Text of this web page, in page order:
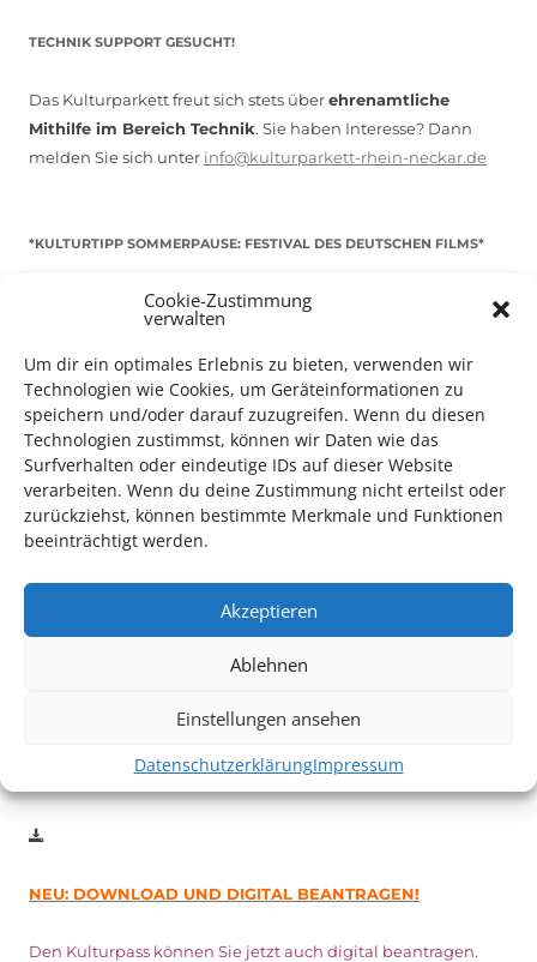
Cookie-Zustimmung
verwalten
Um dir ein optimales Erlebnis zu bieten, verwenden wir
Technologien wie Cookies, um Geräteinformationen zu
speichern und/oder darauf zuzugreifen. Wenn du diesen
Technologien zustimmst, können wir Daten wie das
Surfverhalten oder eindeutige IDs auf dieser Website
verarbeiten. Wenn du deine Zustimmung nicht erteilst oder
zurückziehst, können bestimmte Merkmale und Funktionen
beeinträchtigt werden.
Akzeptieren
Ablehnen
Einstellungen ansehen
DatenschutzerklärungImpressum
TECHNIK SUPPORT GESUCHT!
Das Kulturparkett freut sich stets überehrenamtliche
Mithilfe im Bereich Technik. Sie haben Interesse? Dann
melden Sie sich unter info@kulturparkett-rhein-neckar.de
*KULTURTIPP SOMMERPAUSE: FESTIVAL DES DEUTSCHEN FILMS*
Auch dieses Jahr findet wieder das
Vom 19. August bist zum 9. September
Inhaber*innen freien Eintrittzu den Vorstellungen – 30
Minuten vor Beginn des Films und solange der Vorrat reicht!
DIGITAL KULTURPASS BEANTRAGEN
NEU: DOWNLOAD UND DIGITAL BEANTRAGEN!
Den Kulturpass können Sie jetzt auch digital beantragen.